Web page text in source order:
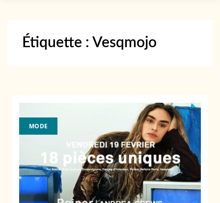
Étiquette : Vesqmojo
MODE